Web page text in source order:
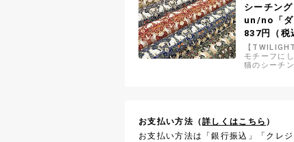
シーチン
un/no「ダ
837円（税
【
モチーフに
猫のシーチ
お支払い方法（詳しくはこちら ）
お支払い方法は「銀行振込」「クレ